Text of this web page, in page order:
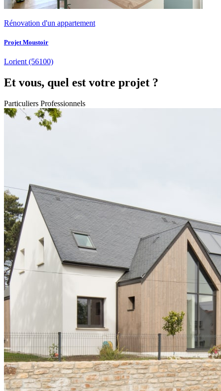
Rénovation d'un appartement
Projet Moustoir
Lorient (56100)
Et vous, quel est votre projet ?
Particuliers Professionnels